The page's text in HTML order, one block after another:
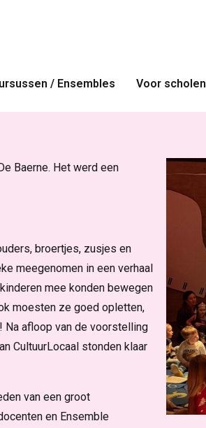
/ Ensembles Voor scholen
Baerne. Het werd een
broertjes, zusjes en
meegenomen in een verhaal
mee konden bewegen
moesten ze goed opletten,
afloop van de voorstelling
CultuurLocaal stonden klaar
van een groot
en Ensemble